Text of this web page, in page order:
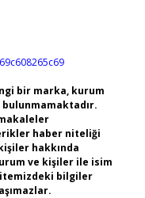
bir marka, kurum
bulunmamaktadır.
haber niteliği
hakkında
ve kişiler ile isim
bilgiler